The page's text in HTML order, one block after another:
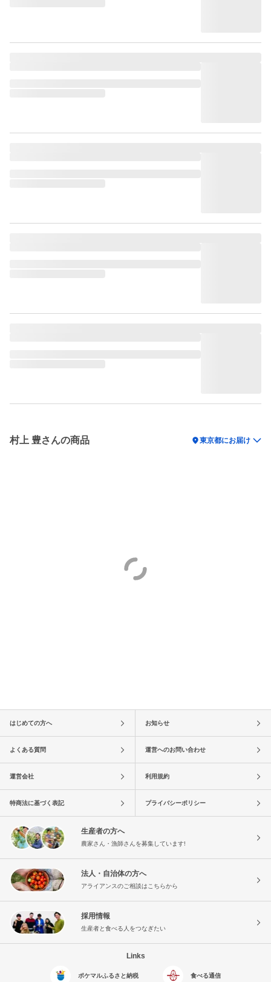
村上 豊さんの商品 location_on東京都にお届け
はじめての方へ お知らせ
よくある質問 運営へのお問い合わせ
運営会社 利用規約
特商法に基づく表記 プライバシーポリシー
生産者の方へ
農家さん・漁師さんを募集しています!
法人・自治体の方へ
アライアンスのご相談はこちらから
採用情報
生産者と食べる人をつなぎたい
Links
ポケマルふるさと納税 食べる通信